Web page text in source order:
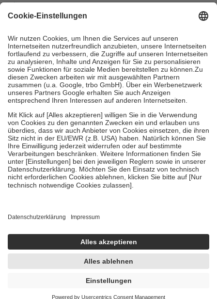
mit.
Grundsätzlich leisten Mitglieder Zuzahlungen in Höhe von zehn
höchstens zehn Euro.
Es sind jedoch nie mehr als die tatsächlichen
Kosten der Leistung zu entrichten.
Diese Regeln gelten grundsätzlich auch für Online-Apotheken.
Bei Heilmitteln und häuslicher Krankenpflege beträgt die
Zuzahlung zehn Prozent der Kosten sowie zehn Euro je
Verordnung.
Um das Engagement der Versicherten für ihre eigene Gesundheit zu
stärken und die besondere Stellung der Familie zu unterstützen,
fallenkeine Zuzahlungenan bei:
• Kindern und Jugendlichen bis zum vollendeten 18. Lebensjahr
mit Ausnahme der Fahrkosten
• Untersuchungen zur Vorsorge und Früherkennung, die von der
GKV getragen werden
• empfohlenen Schutzimpfungen
• Harn- und Blutteststreifen
getroffen, um sicherzustellen, dass es sich um echte Bewertungen
https://help.etrusted.com/hc/de/articles/4419944605341
Einige Bilder und Inhalte wurden unter Zuhilfenahme künstlicher